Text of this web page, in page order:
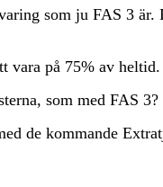
som ju FAS 3
vara på 75% av heltid.
som med FAS
de kommande